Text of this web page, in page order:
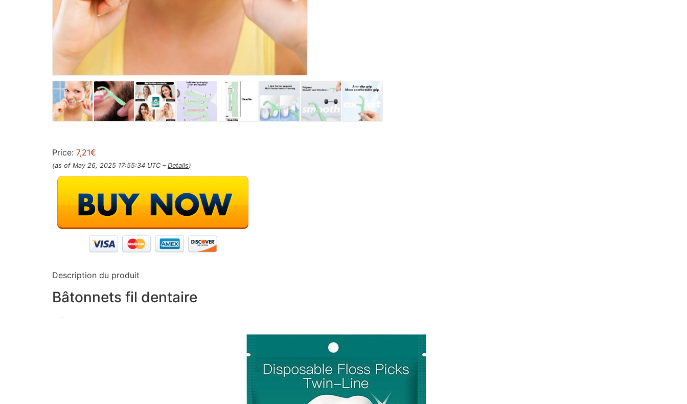
Price: 7,21€
(as of May 26, 2025 17:55:34 UTC – Details)
Description du produit
Bâtonnets fil dentaire